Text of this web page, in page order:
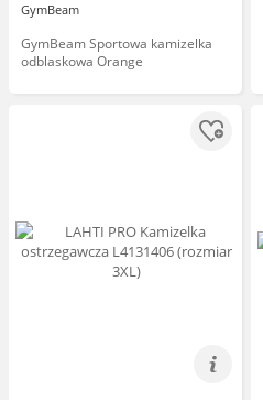
GymBeam
GymBeam Sportowa kamizelka
odblaskowa Orange